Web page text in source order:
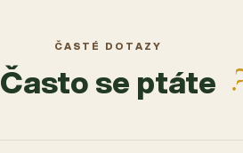
ČASTÉ DOTAZY
Často se ptáte